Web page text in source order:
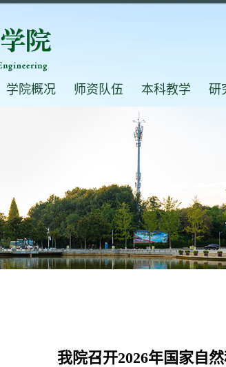
学院概况 师资队伍 本科教学 研
我院召开2026年国家自